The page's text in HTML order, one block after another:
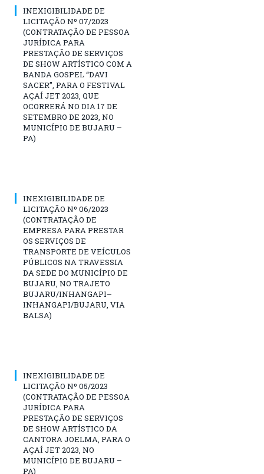
INEXIGIBILIDADE DE
LICITAÇÃO Nº 07/2023
(CONTRATAÇÃO DE PESSOA
JURÍDICA PARA
PRESTAÇÃO DE SERVIÇOS
DE SHOW ARTÍSTICO COM A
BANDA GOSPEL “DAVI
SACER”, PARA O FESTIVAL
AÇAÍ JET 2023, QUE
OCORRERÁ NO DIA 17 DE
SETEMBRO DE 2023, NO
MUNICÍPIO DE BUJARU –
PA)
INEXIGIBILIDADE DE
LICITAÇÃO Nº 06/2023
(CONTRATAÇÃO DE
EMPRESA PARA PRESTAR
OS SERVIÇOS DE
TRANSPORTE DE VEÍCULOS
PÚBLICOS NA TRAVESSIA
DA SEDE DO MUNICÍPIO DE
BUJARU, NO TRAJETO
BUJARU/INHANGAPI–
INHANGAPI/BUJARU, VIA
BALSA)
INEXIGIBILIDADE DE
LICITAÇÃO Nº 05/2023
(CONTRATAÇÃO DE PESSOA
JURÍDICA PARA
PRESTAÇÃO DE SERVIÇOS
DE SHOW ARTÍSTICO DA
CANTORA JOELMA, PARA O
AÇAÍ JET 2023, NO
MUNICÍPIO DE BUJARU –
PA)